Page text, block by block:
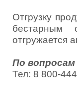
Отгрузку
бестарным
отгружается
По
Тел: 8 800-